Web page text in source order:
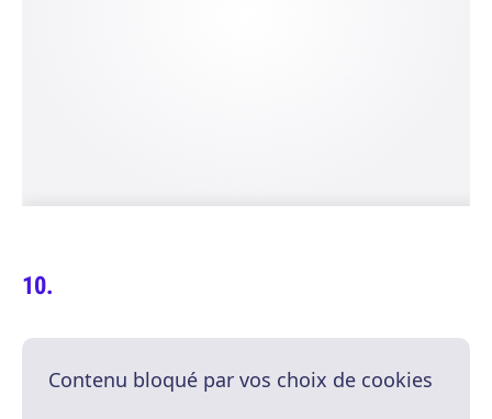
Contenu bloqué par vos choix de cookies